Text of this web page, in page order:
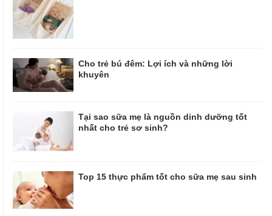
Cho trẻ bú đêm: Lợi ích và những lời
khuyên
Tại sao sữa mẹ là nguồn dinh dưỡng tốt
nhất cho trẻ sơ sinh?
Top 15 thực phẩm tốt cho sữa mẹ sau sinh